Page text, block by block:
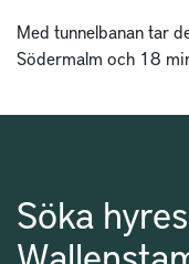
Med tunnelbanan tar
Södermalm och 18
Söka